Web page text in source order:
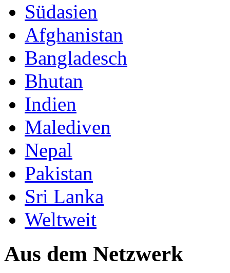
Südasien
Afghanistan
Bangladesch
Bhutan
Indien
Malediven
Nepal
Pakistan
Sri Lanka
Weltweit
Aus dem Netzwerk